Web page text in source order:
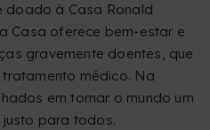
doado à Casa Ronald
Casa oferece bem-estar e
gravemente doentes, que
médico. Na
em tornar o mundo um
para todos.